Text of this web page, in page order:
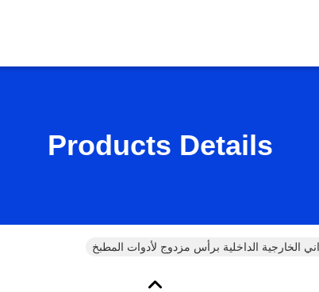
Products Details
الخارجية الداخلية برأس مزدوج لأدوات المطبخ